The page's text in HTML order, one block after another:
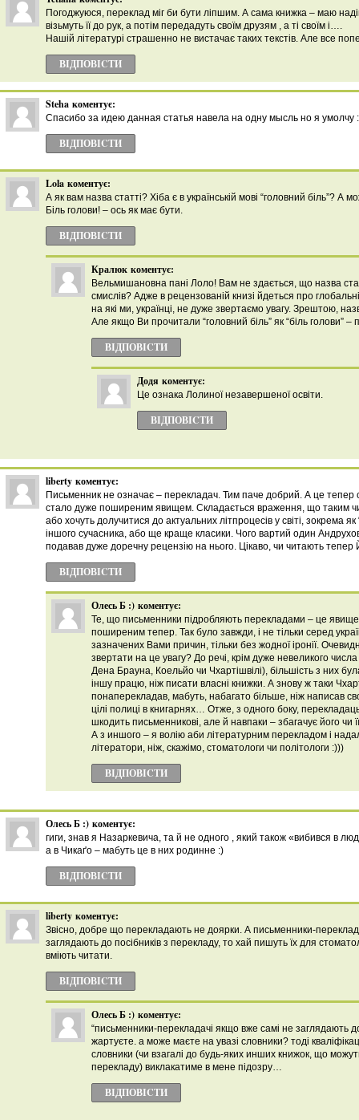
Погоджуюся, переклад міг би бути ліпшим. А сама книжка – маю
візьмуть її до рук, а потім передадуть своїм друзям , а ті своїм і….
Нашій літературі страшенно не вистачає таких текстів. Але все
ВІДПОВІCТИ
Steha коментує:
Спасибо за идею данная статья навела на одну мысль но я умолчу
ВІДПОВІCТИ
Lola коментує:
А як вам назва статті? Хіба є в українській мові “головний біль”? А
Біль голови! – ось як має бути.
ВІДПОВІCТИ
Кралюк коментує:
Вельмишановна пані Лоло! Вам не здається, що назва
смислів? Адже в рецензованій книзі йдеться про
на які ми, українці, не дуже звертаємо увагу. Зрештою,
Але якщо Ви прочитали “головний біль” як “біль голови”
ВІДПОВІCТИ
Додя коментує:
Це ознака Лолиної незавершеної освіти.
ВІДПОВІCТИ
liberty коментує:
Письменник не означає – перекладач. Тим паче добрий. А це тепер
стало дуже поширеним явищем. Складається враження, що таким
або хочуть долучитися до актуальних літпроцесів у світі, зокрема як
іншого сучасника, або ще краще класики. Чого вартий один
подавав дуже доречну рецензію на нього. Цікаво, чи читають
ВІДПОВІCТИ
Олесь Б :) коментує:
Те, що письменники підробляють перекладами – це
поширеним тепер. Так було завжди, і не тільки серед
зазначених Вами причин, тільки без жодної іронії.
звертати на це увагу? До речі, крім дуже невеликого
Дена Брауна, Коельйо чи Чхартішвілі), більшість з них
іншу працю, ніж писати власні книжки. А знову ж таки
понаперекладав, мабуть, набагато більше, ніж написав
цілі полиці в книгарнях… Отже, з одного боку,
шкодить письменникові, але й навпаки – збагачує його чи
А з иншого – я волію аби літературним перекладом і
літератори, ніж, скажімо, стоматологи чи політологи :)))
ВІДПОВІCТИ
Олесь Б :) коментує:
гиги, знав я Назаркевича, та й не одного , який також «вибився в
а в Чикаґо – мабуть це в них родинне :)
ВІДПОВІCТИ
liberty коментує:
Звісно, добре що перекладають не доярки. А письменники-
заглядають до посібників з перекладу, то хай пишуть їх для
вміють читати.
ВІДПОВІCТИ
Олесь Б :) коментує:
“письменники-перекладачі якщо вже самі не заглядають
жартуєте. а може маєте на увазі словники? тоді
словники (чи взагалі до будь-яких инших книжок, що
перекладу) виклакатиме в мене підозру…
ВІДПОВІCТИ